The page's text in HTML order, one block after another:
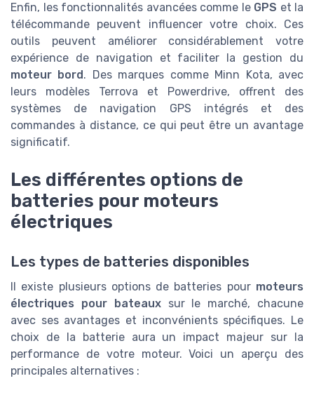
Enfin, les fonctionnalités avancées comme le GPS et la
télécommande peuvent influencer votre choix. Ces
outils peuvent améliorer considérablement votre
expérience de navigation et faciliter la gestion du
moteur bord . Des marques comme Minn Kota, avec
leurs modèles Terrova et Powerdrive, offrent des
systèmes de navigation GPS intégrés et des
commandes à distance, ce qui peut être un avantage
significatif.
Les différentes options de
batteries pour moteurs
électriques
Les types de batteries disponibles
Il existe plusieurs options de batteries pour moteurs
électriques pour bateauxsur le marché, chacune
avec ses avantages et inconvénients spécifiques. Le
choix de la batterie aura un impact majeur sur la
performance de votre moteur. Voici un aperçu des
principales alternatives :